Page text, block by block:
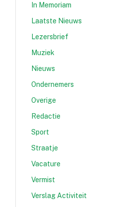
In Memoriam
Laatste Nieuws
Lezersbrief
Muziek
Nieuws
Ondernemers
Overige
Redactie
Sport
Straatje
Vacature
Vermist
Verslag Activiteit